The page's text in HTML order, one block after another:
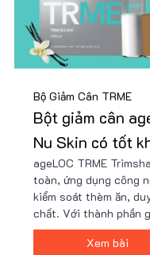
Bộ Giảm Cân TRME
Bột giảm cân
Nu Skin có tốt
ageLOC TRME
toàn, ứng dụng công
kiểm soát thèm ăn,
chất. Với thành phần
khoáng chất,
quả. Mua ngay tại
Xem bài